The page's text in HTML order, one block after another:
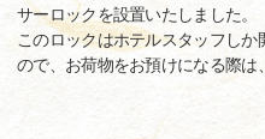
サーロックを設置いたしました。
このロックはホテルスタッフし
ので、お荷物をお預けになる際は